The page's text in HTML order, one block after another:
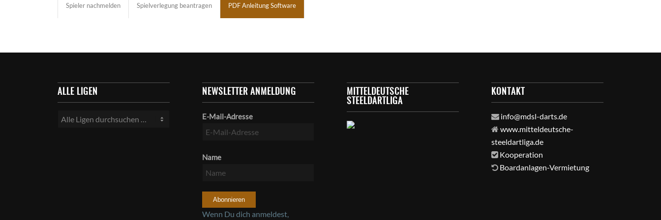
Spieler nachmelden Spielverlegung beantragen PDF Anleitung Software
ALLE LIGEN NEWSLETTER ANMELDUNG
E-Mail-Adresse
Name
Wenn Du dich anmeldest,
MITTELDEUTSCHE
STEELDARTLIGA
KONTAKT
info@mdsl-darts.de
www.mitteldeutsche-
steeldartliga.de
Kooperation
Boardanlagen-Vermietung